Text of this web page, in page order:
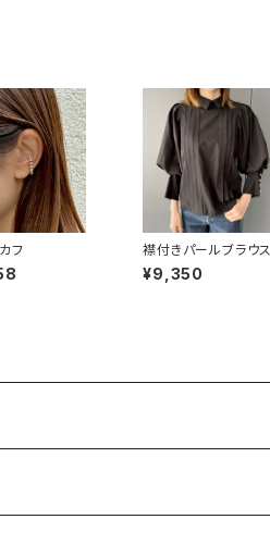
フ 襟付きパールブラウス
¥9,350